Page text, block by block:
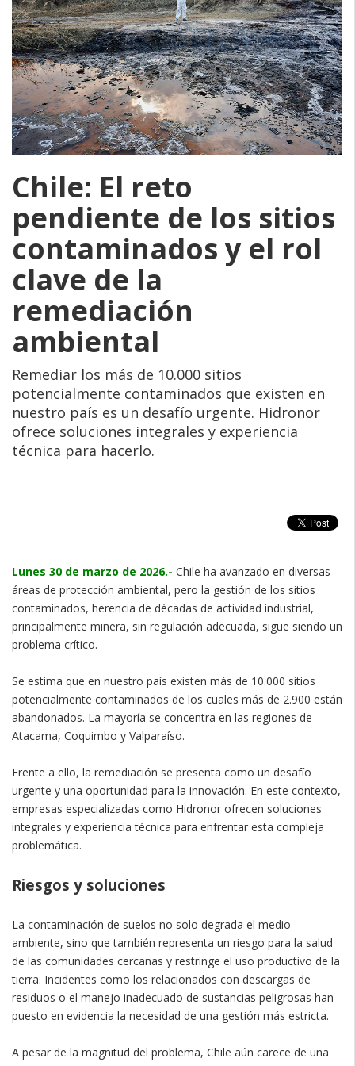
Chile: El reto
pendiente de los sitios
contaminados y el rol
clave de la
remediación
ambiental
Remediar los más de 10.000 sitios
potencialmente contaminados que existen en
nuestro país es un desafío urgente. Hidronor
ofrece soluciones integrales y experiencia
técnica para hacerlo.
Lunes 30 de marzo de 2026.- Chile ha avanzado en diversas
áreas de protección ambiental, pero la gestión de los sitios
contaminados, herencia de décadas de actividad industrial,
principalmente minera, sin regulación adecuada, sigue siendo un
problema crítico.
Se estima que en nuestro país existen más de 10.000 sitios
potencialmente contaminados de los cuales más de 2.900 están
abandonados. La mayoría se concentra en las regiones de
Atacama, Coquimbo y Valparaíso.
Frente a ello, la remediación se presenta como un desafío
urgente y una oportunidad para la innovación. En este contexto,
empresas especializadas como Hidronor ofrecen soluciones
integrales y experiencia técnica para enfrentar esta compleja
problemática.
Riesgos y soluciones
La contaminación de suelos no solo degrada el medio
ambiente, sino que también representa un riesgo para la salud
de las comunidades cercanas y restringe el uso productivo de la
tierra. Incidentes como los relacionados con descargas de
residuos o el manejo inadecuado de sustancias peligrosas han
puesto en evidencia la necesidad de una gestión más estricta.
A pesar de la magnitud del problema, Chile aún carece de una